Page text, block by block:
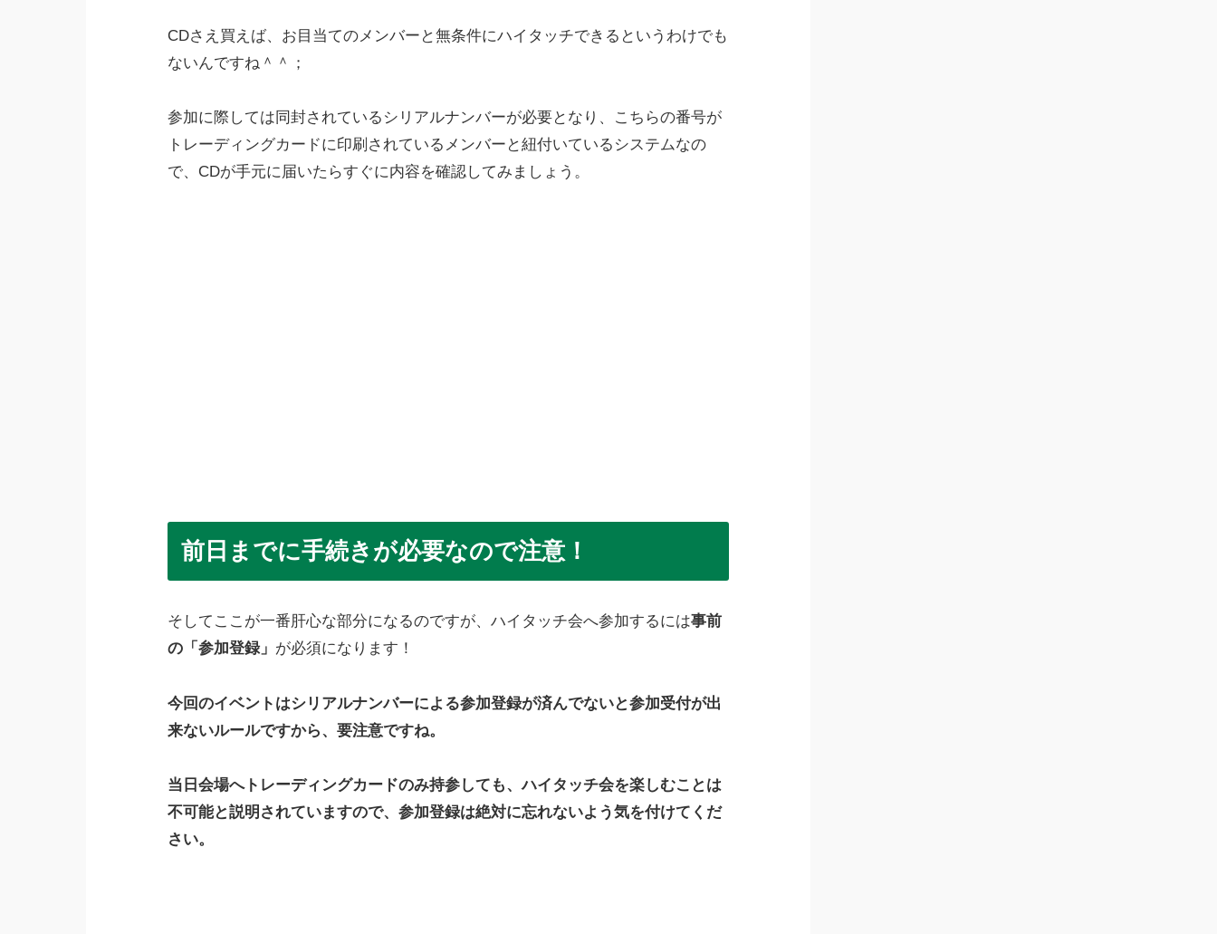
CDさえ買えば、お目当てのメンバーと無条件にハイタッチできるというわけでも
ないんですね＾＾；
参加に際しては同封されているシリアルナンバーが必要となり、こちらの番号が
トレーディングカードに印刷されているメンバーと紐付いているシステムなの
で、CDが手元に届いたらすぐに内容を確認してみましょう。
前日までに手続きが必要なので注意！
そしてここが一番肝心な部分になるのですが、ハイタッチ会へ参加するには事前
の「参加登録」 が必須になります！
今回のイベントはシリアルナンバーによる参加登録が済んでないと参加受付が出
来ないルールですから、要注意ですね。
当日会場へトレーディングカードのみ持参しても、ハイタッチ会を楽しむことは
不可能と説明されていますので、参加登録は絶対に忘れないよう気を付けてくだ
さい。